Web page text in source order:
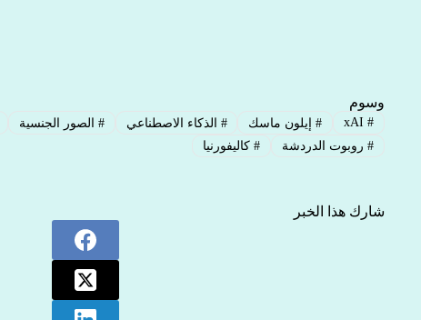
وسوم
#
xAI
#إيلون ماسك # الذكاء الاصطناعي # الصور الجنسية
#روبوت الدردشة #كاليفورنيا
شارك هذا الخبر